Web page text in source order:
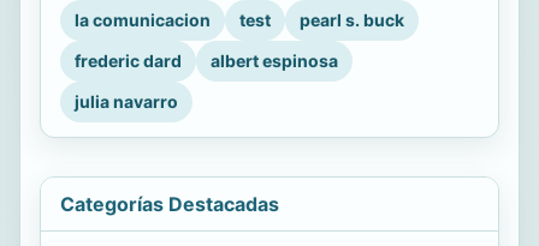
la comunicacion test
pearl s. buck
frederic dard
albert espinosa
julia navarro
Categorías Destacadas